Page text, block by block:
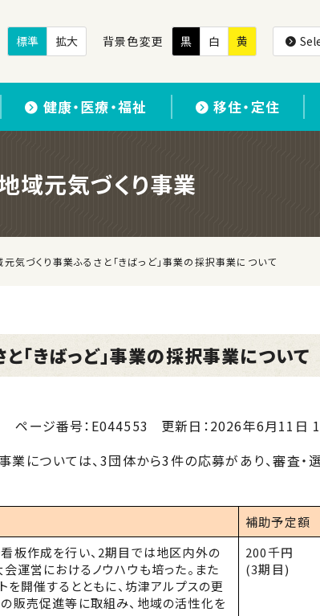
標準 拡大 背景色変更 黒 白 黄
健康・医療・福祉 移住・定住
域元気づくり事業
気づくり事業ふるさと「きばっど」事業の採択事業について
「きばっど」事業の採択事業について
ページ番号：E044553 更新日：2026年6月11日
については、3団体から3件の応募があり、審査・
補助予定額
板作成を行い、 2期目では地区内外の
運営におけるノウハウも培った。また
を開催するとともに、坊津アルプスの更
販売促進等に取組み、地域の活性化を
200千円
(3期目)